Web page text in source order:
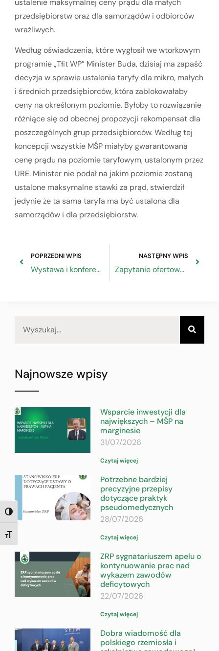
TOGGLE HIGH CONTRAST
TOGGLE FONT SIZE
ustalenie maksymalnej ceny prądu dla małych
przedsiębiorstw oraz dla samorządów i odbiorców
wrażliwych.
Według oświadczenia, które wygłosił we wtorkowym
programie „Tłit WP” Minister Buda, dzisiaj ma zapaść
decyzja w sprawie ustalenia taryfy dla mikro, małych
i średnich przedsiębiorców, która zablokowałaby
ceny na określonym poziomie. Byłoby to rozwiązanie
różniące się od obecnej propozycji rekompensat dla
poszczególnych grup przedsiębiorców. Według tej
koncepcji wszystkie MŚP miałyby gwarantowaną
cenę prądu na poziomie taryfowym, ustalonym przez
URE. Minister nie podał na jakim poziomie zostaną
ustalone maksymalne stawki za prąd, stwierdził
jedynie że ta sama taryfa ma być ustalona dla
samorządów i dla przedsiębiorstw.
POPRZEDNI WPIS
Wystawa i konferencja poświęcona roli i znaczeniu rzemiosła artystycznego” na Jasnej Górze – 14.10.2022r.
NASTĘPNY WPIS
Zapytanie ofertowe dotyczące przebudowy serwisu internetowego www.zrp.pl
Najnowsze wpisy
Wsparcie inwestycji dla
największych – MŚP na
marginesie
31/07/2026
Czytaj więcej
Potrzebne bardziej
precyzyjne przepisy
dotyczące praktyk
pseudomedycznych
28/07/2026
Czytaj więcej
ZRP sygnatariuszem apelu o
kontynuowanie prac nad
wykazem zawodów
deficytowych
22/07/2026
Czytaj więcej
Dobra wiadomość dla
polskiego rzemiosła i